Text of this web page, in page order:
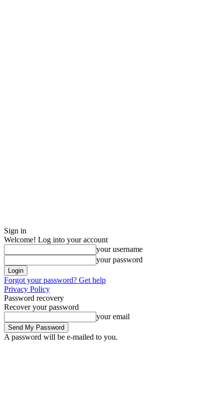
Sign in
Welcome! Log into your account
your username
your password
Forgot your password? Get help
Privacy Policy
Password recovery
Recover your password
your email
A password will be e-mailed to you.